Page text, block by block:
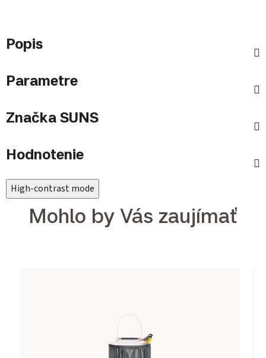
Popis
Parametre
Značka SUNS
Hodnotenie
High-contrast mode
Mohlo by Vás zaujímať